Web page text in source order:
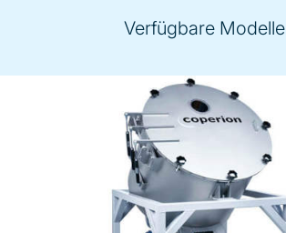
Verfügbare Modelle